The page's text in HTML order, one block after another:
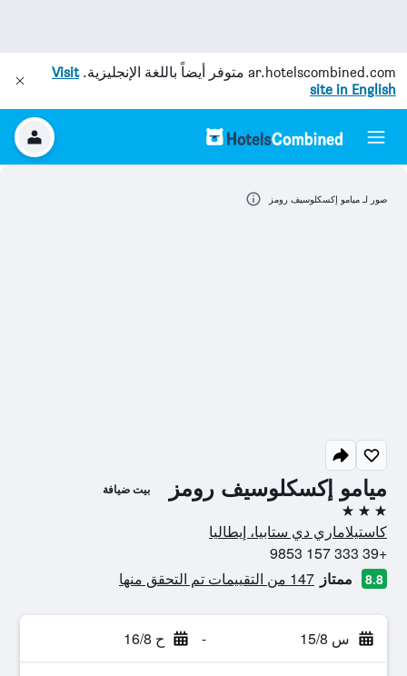
ar.hotelscombined.com متوفر أيضاً باللغة الإنجليزية.Visit
site in English
ميامو إكسكلوسيف رومز بيت ضيافة
3 نجوم
كاستيلاماري دي ستابيا، إيطاليا
+39 333 157 9853
8.8 ممتاز 147 من التقييمات تم التحقق منها
س 15/8 - ح 16/8
صور لـ ميامو إكسكلوسيف رومز